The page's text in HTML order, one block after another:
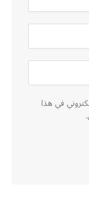
في هذا